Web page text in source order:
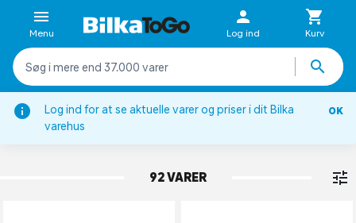
Log ind for at se aktuelle varer og priser i dit Bilka
varehus
OK
Menu Log ind Kurv
Rammer
RAMME UDEN PASSEPARTOUT
92 VARER